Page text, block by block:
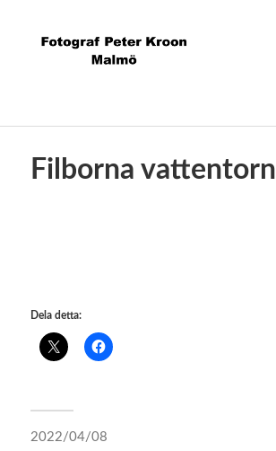
Filborna vattentorn
Dela detta:
2022/04/08